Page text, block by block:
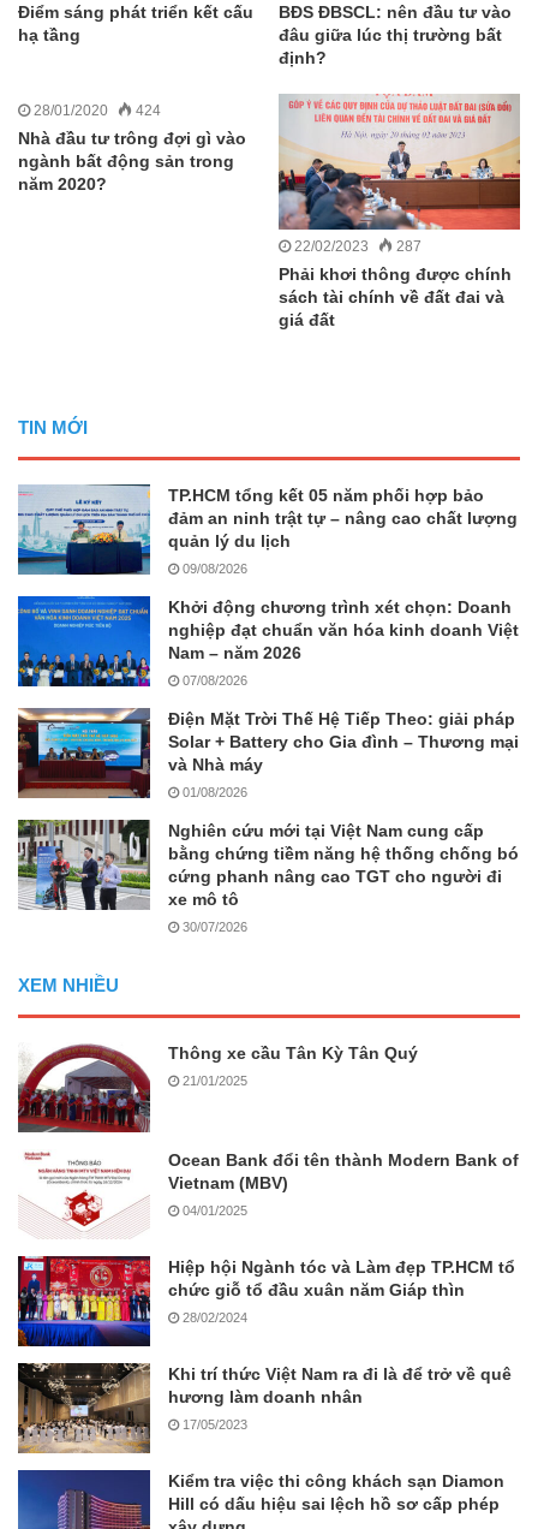
Điểm sáng phát triển kết cấu
hạ tầng
BĐS ĐBSCL: nên đầu tư vào
đâu giữa lúc thị trường bất
định?
28/01/2020 424
Nhà đầu tư trông đợi gì vào
ngành bất động sản trong
năm 2020?
22/02/2023 287
Phải khơi thông được chính
sách tài chính về đất đai và
giá đất
TIN MỚI
TP.HCM tổng kết 05 năm phối hợp bảo
đảm an ninh trật tự – nâng cao chất lượng
quản lý du lịch
09/08/2026
Khởi động chương trình xét chọn: Doanh
nghiệp đạt chuẩn văn hóa kinh doanh Việt
Nam – năm 2026
07/08/2026
Điện Mặt Trời Thế Hệ Tiếp Theo: giải pháp
Solar + Battery cho Gia đình – Thương mại
và Nhà máy
01/08/2026
Nghiên cứu mới tại Việt Nam cung cấp
bằng chứng tiềm năng hệ thống chống bó
cứng phanh nâng cao TGT cho người đi
xe mô tô
30/07/2026
XEM NHIỀU
Thông xe cầu Tân Kỳ Tân Quý
21/01/2025
Ocean Bank đổi tên thành Modern Bank of
Vietnam (MBV)
04/01/2025
Hiệp hội Ngành tóc và Làm đẹp TP.HCM tổ
chức giỗ tổ đầu xuân năm Giáp thìn
28/02/2024
Khi trí thức Việt Nam ra đi là để trở về quê
hương làm doanh nhân
17/05/2023
Kiểm tra việc thi công khách sạn Diamon
Hill có dấu hiệu sai lệch hồ sơ cấp phép